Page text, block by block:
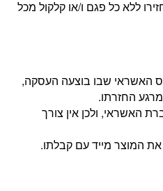
ללא כל פגם ו/או קלקול מכל
האשראי שבו בוצעה העסקה,
האשראי, ולכן אין צורך
המוצר מייד עם קבלתו.